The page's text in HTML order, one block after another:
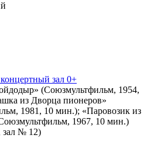
зал 0+
(Союзмультфильм, 1954,
из Дворца пионеров»
1981, 10 мин.); «Паровозик из
1967, 10 мин.)
зал № 12)